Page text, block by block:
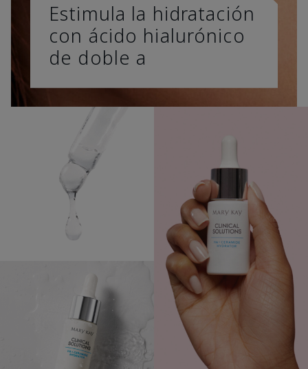
Estimula la hidratación
con ácido hialurónico
de doble a